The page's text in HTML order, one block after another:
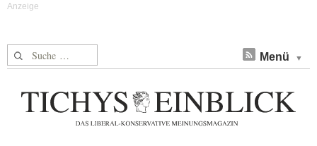
Suche nach: Menü